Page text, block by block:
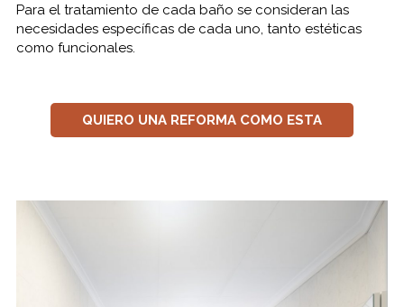
Para el tratamiento de cada baño se consideran las
necesidades específicas de cada uno, tanto estéticas
como funcionales.
QUIERO UNA REFORMA COMO ESTA